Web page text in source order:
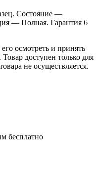
Состояние —
— Полная. Гарантия 6
осмотреть и принять
доступен только для
не осуществляется.
бесплатно